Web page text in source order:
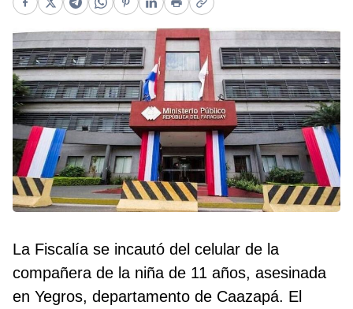
Facebook
X Telegram
WhatsApp
Pinterest
LinkedIn
PrintCopy link
La Fiscalía se incautó del celular de la
compañera de la niña de 11 años, asesinada
en Yegros, departamento de Caazapá. El